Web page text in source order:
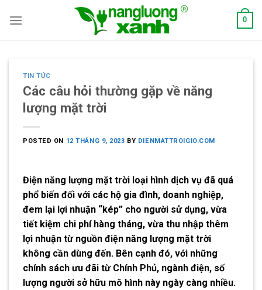
0
TIN TỨC
Các câu hỏi thường gặp về năng
lượng mặt trời
POSTED ON 12 THÁNG 9, 2023 BY DIENMATTROIGIO.COM
Điện năng lượng mặt trời loại hình dịch vụ đã quá
phổ biến đối với các hộ gia đình, doanh nghiệp,
đem lại lợi nhuận “kép” cho người sử dụng, vừa
tiết kiệm chi phí hàng tháng, vừa thu nhập thêm
lợi nhuận từ nguồn điện năng lượng mặt trời
không cần dùng đến. Bên cạnh đó, với những
chính sách ưu đãi từ Chính Phủ, ngành điện, số
lượng người sở hữu mô hình này ngày càng nhiều.